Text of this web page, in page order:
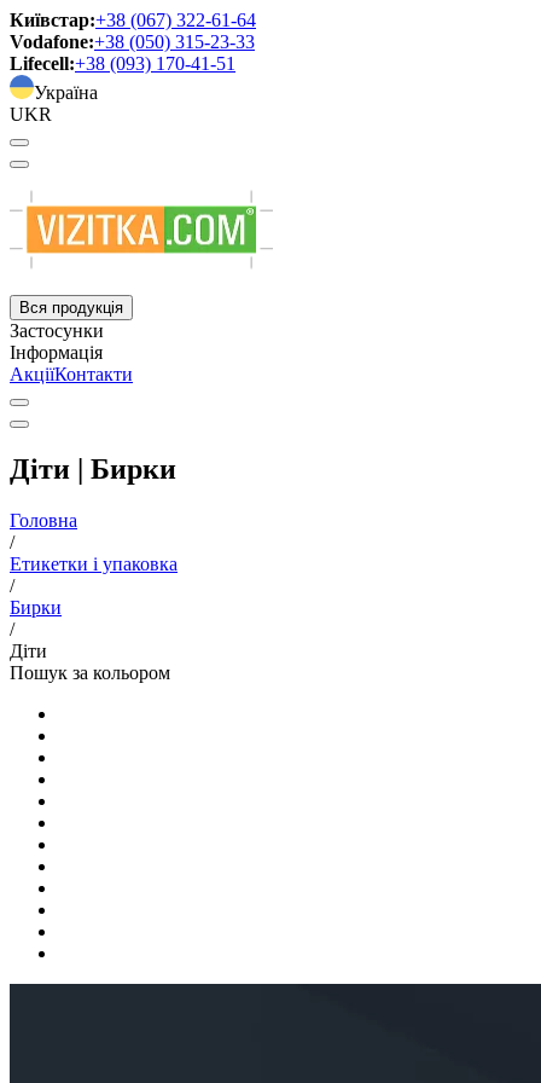
Київстар:+38 (067) 322-61-64
Vodafone:+38 (050) 315-23-33
Lifecell:+38 (093) 170-41-51
Україна
UKR
Вся продукція
Застосунки
Інформація
АкціїКонтакти
Діти | Бирки
Головна
/
Етикетки і упаковка
/
Бирки
/
Діти
Пошук за кольором